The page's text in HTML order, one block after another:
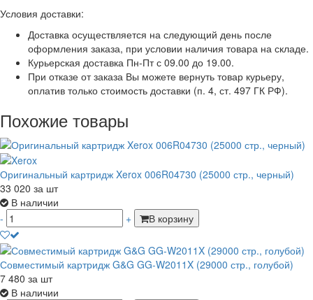
Условия доставки:
Доставка осуществляется на следующий день после
оформления заказа, при условии наличия товара на складе.
Курьерская доставка Пн-Пт с 09.00 до 19.00.
При отказе от заказа Вы можете вернуть товар курьеру,
оплатив только стоимость доставки (п. 4, ст. 497 ГК РФ).
Похожие товары
Оригинальный картридж Xerox 006R04730 (25000 стр., черный)
33 020 за шт
В наличии
-
+ В корзину
Совместимый картридж G&G GG-W2011X (29000 стр., голубой)
7 480 за шт
В наличии